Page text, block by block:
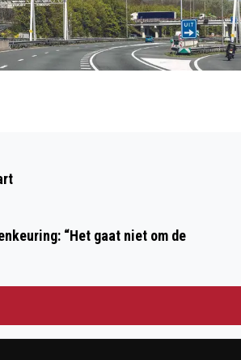
UIT DE KUNST
“Het gaat niet om de